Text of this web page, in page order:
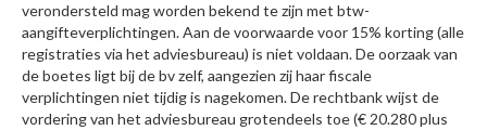
verondersteld mag worden bekend te zijn met btw-
aangifteverplichtingen. Aan de voorwaarde voor 15% korting (alle
registraties via het adviesbureau) is niet voldaan. De oorzaak van
de boetes ligt bij de bv zelf, aangezien zij haar fiscale
verplichtingen niet tijdig is nagekomen. De rechtbank wijst de
vordering van het adviesbureau grotendeels toe (€ 20.280 plus